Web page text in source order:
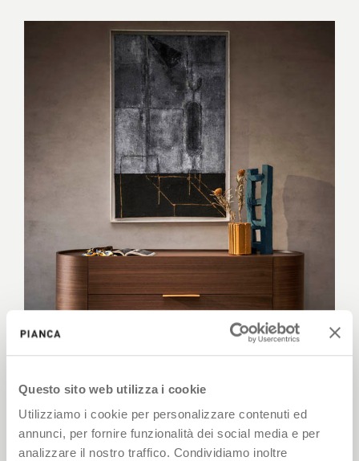
Questo sito web utilizza i cookie
Utilizziamo i cookie per personalizzare contenuti ed
annunci, per fornire funzionalità dei social media e per
analizzare il nostro traffico. Condividiamo inoltre